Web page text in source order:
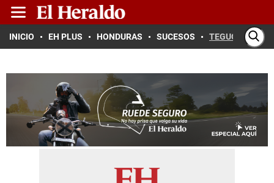
INICIO EH PLUS HONDURAS SUCESOS TEGUCIGALPA